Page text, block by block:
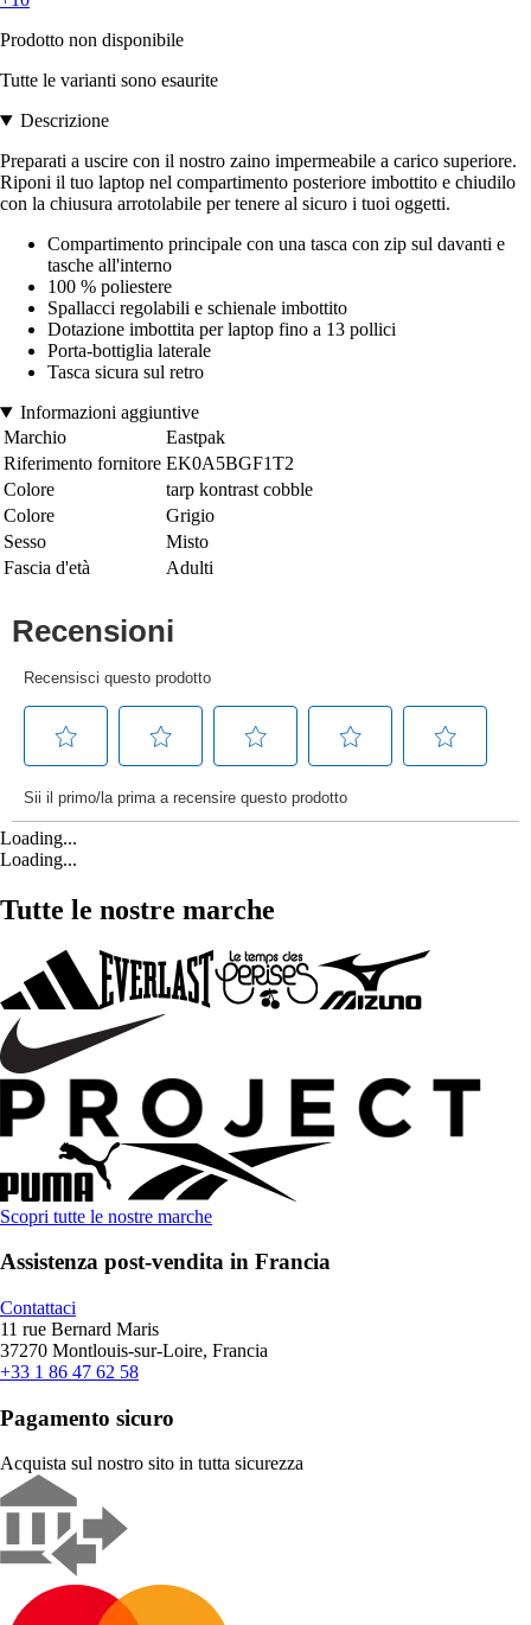
Prodotto non disponibile
Tutte le varianti sono esaurite
Descrizione
Preparati a uscire con il nostro zaino impermeabile a carico superiore.
Riponi il tuo laptop nel compartimento posteriore imbottito e chiudilo
con la chiusura arrotolabile per tenere al sicuro i tuoi oggetti.
Compartimento principale con una tasca con zip sul davanti e
tasche all'interno
100 % poliestere
Spallacci regolabili e schienale imbottito
Dotazione imbottita per laptop fino a 13 pollici
Porta-bottiglia laterale
Tasca sicura sul retro
Informazioni aggiuntive
Marchio
Eastpak
Riferimento fornitore EK0A5BGF1T2
Colore
tarp kontrast cobble
Colore
Grigio
Sesso
Misto
Fascia d'età
Adulti
Loading...
Loading...
Tutte le nostre marche
Scopri tutte le nostre marche
Assistenza post-vendita in Francia
Contattaci
11 rue Bernard Maris
37270 Montlouis-sur-Loire, Francia
+33 1 86 47 62 58
Pagamento sicuro
Acquista sul nostro sito in tutta sicurezza